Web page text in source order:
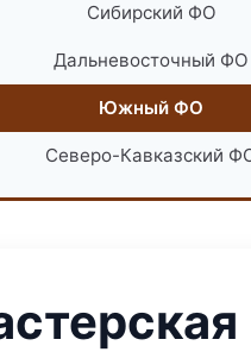
Сибирский ФО
Дальневосточный ФО
Южный ФО
Северо-Кавказский